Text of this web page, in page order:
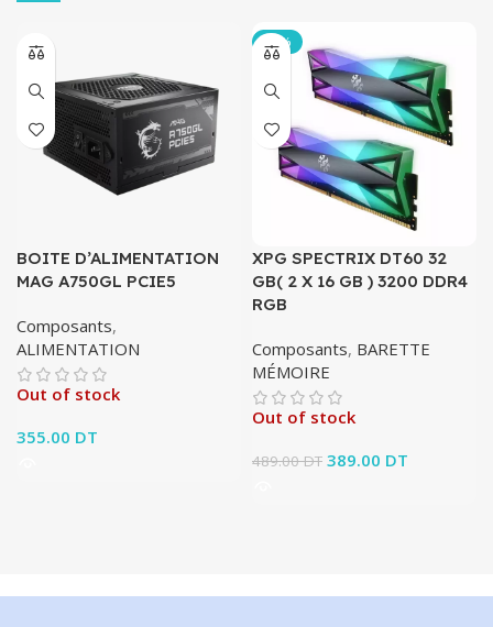
BOITE D’ALIMENTATION
MAG A750GL PCIE5
Composants,
ALIMENTATION
Out of stock
355.00 DT
-20%
XPG SPECTRIX DT60 32
GB( 2 X 16 GB ) 3200 DDR4
RGB
Composants, BARETTE
MÉMOIRE
Out of stock
489.00DT Le prix initial était :
389.00 DT